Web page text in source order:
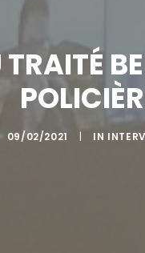
09/02/2021 | IN